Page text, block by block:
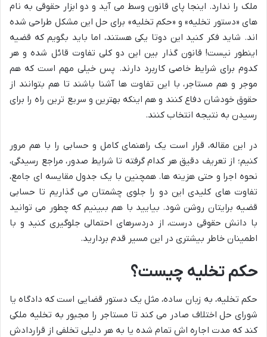
ملک را ندارد. اینجا پای قانون وسط می آید و دو ابزار حقوقی به نام
های «دستور تخلیه» و «حکم تخلیه» برای حل این مشکل طراحی شده
اند. شاید فکر کنید این دوتا یکی هستند، اما باید بگویم که قضیه
اینطور نیست! قانون گذار بین این دو کلی تفاوت قائل شده و هر
کدوم برای شرایط خاصی کاربرد دارند. پس خیلی مهم است که هم
موجر و هم مستاجر، با این تفاوت ها آشنا باشند تا هم بتوانند از
حقوق خودشان دفاع کنند و هم اینکه بهترین و سریع ترین راه را برای
رسیدن به نتیجه انتخاب کنند.
در این مقاله، قرار است یک راهنمای کامل و حسابی را با هم مرور
کنیم؛ از تعریف دقیق هر کدام گرفته تا شرایط صدور، مراجع رسیدگی،
نحوه اجرا و حتی هزینه ها. همچنین با یک جدول مقایسه ای جامع،
تفاوت های کلیدی این دو را جلوی چشمتان می گذاریم تا حسابی
قضیه برایتان روشن شود. بیایید با هم ببینیم که چطور می توانید
با دانش حقوقی درست، از دردسرهای احتمالی جلوگیری کنید و با
اطمینان خاطر بیشتری در این مسیر قدم بردارید.
حکم تخلیه چیست؟
حکم تخلیه، به زبان ساده، مثل یک دستور قضایی است که دادگاه یا
شورای حل اختلاف صادر می کند تا مستاجر را مجبور به تخلیه ملکی
کند که مدت اجاره اش تمام شده یا به هر دلیلی تخلفی از قراردادش